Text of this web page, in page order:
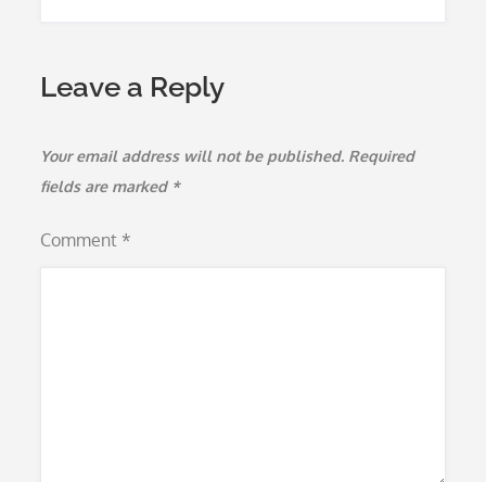
Leave a Reply
Your email address will not be published. Required
fields are marked *
Comment *